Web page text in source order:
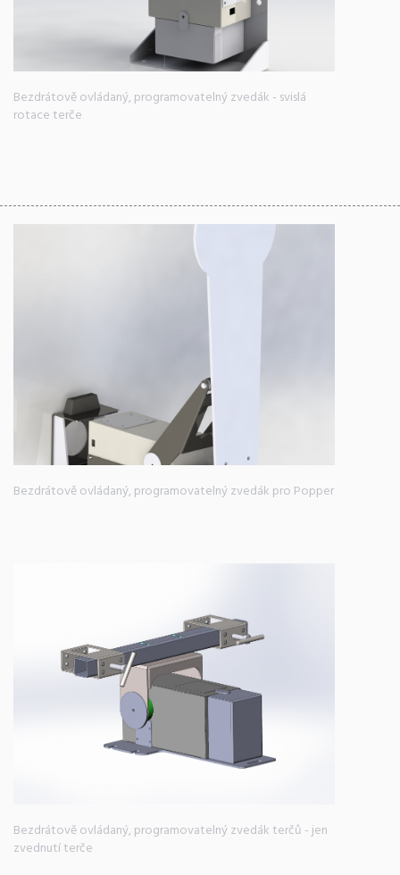
Bezdrátově ovládaný, programovatelný zvedák - svislá
rotace terče
Bezdrátově ovládaný, programovatelný zvedák pro Popper
Bezdrátově ovládaný, programovatelný zvedák terčů - jen
zvednutí terče